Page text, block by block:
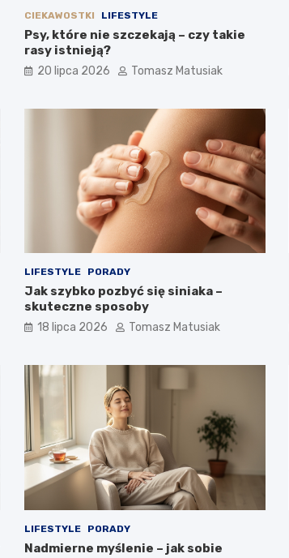
CIEKAWOSTKI LIFESTYLE
Psy, które nie szczekają – czy takie
rasy istnieją?
20 lipca 2026 Tomasz Matusiak
LIFESTYLE PORADY
Jak szybko pozbyć się siniaka –
skuteczne sposoby
18 lipca 2026 Tomasz Matusiak
LIFESTYLE PORADY
Nadmierne myślenie – jak sobie